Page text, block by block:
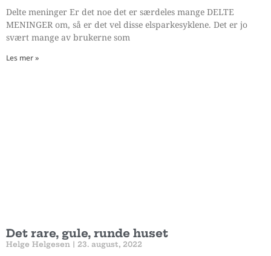
Delte meninger Er det noe det er særdeles mange DELTE
MENINGER om, så er det vel disse elsparkesyklene. Det er jo
svært mange av brukerne som
Les mer »
Det rare, gule, runde huset
Helge Helgesen 23. august, 2022